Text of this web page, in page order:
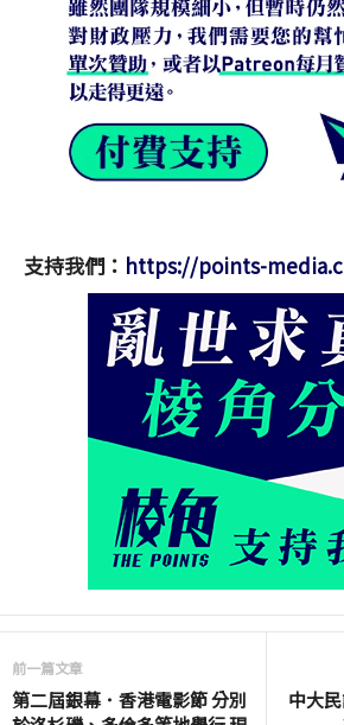
支持我們： https://points-
前一篇文章
第二屆銀幕．香港電影節 分別
中大